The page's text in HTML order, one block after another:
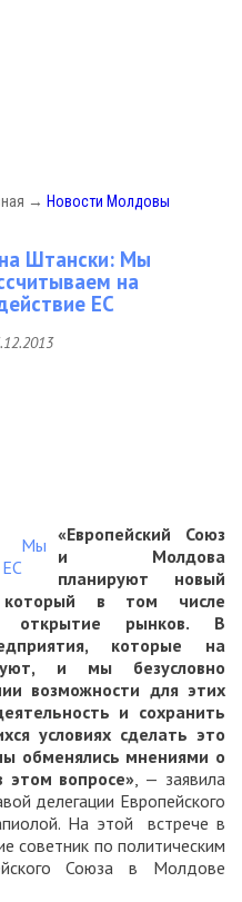
→ Новости Молдовы
Штански: Мы
на
ЕС
«Европейский Союз
и Молдова
планируют новый
который в том числе
открытие рынков. В
которые на
и мы безусловно
возможности для этих
и сохранить
условиях сделать это
обменялись мнениями о
вопросе», — заявила
делегации Европейского
На этой встрече в
советник по политическим
Союза в Молдове